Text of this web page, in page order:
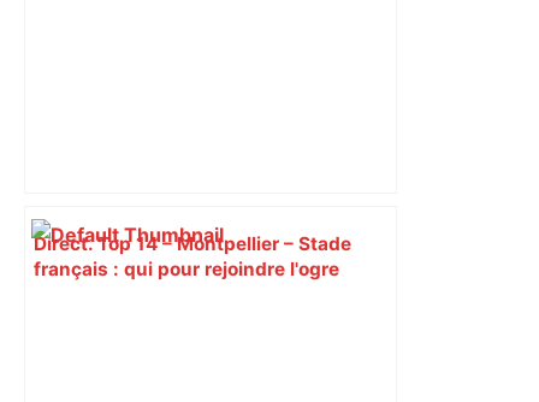
Direct. Top 14 – Montpellier – Stade
français : qui pour rejoindre l'ogre